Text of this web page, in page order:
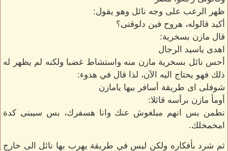
ظهر الرعب على وجه نائل وهو يقول:
أكيد قالوله، هروح فين دلوقتى؟
قال مازن بسخرية:
اهدى ياسيد الرجال
أحس نائل بسخرية مازن منه واستشاط غضبا ولكنه لم يظهر له
ذلك فهو يحتاج اليه الآن، لذا قال في هدوء:
شوفلى اى طريقة أسافر بيها يامازن
أومأ مازن برأسه قائلا:
نطمن بس انهم مبلغوش عنك وانا هسفرك، بس سيبنى كدة
امخمخلك.
ثم شرد بأفكاره ولكن ليس في طريقة يهرب بها نائل الى خارج